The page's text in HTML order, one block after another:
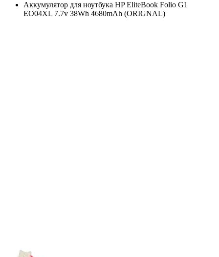
Аккумулятор для ноутбука HP EliteBook Folio G1
EO04XL 7.7v 38Wh 4680mAh (ORIGNAL)